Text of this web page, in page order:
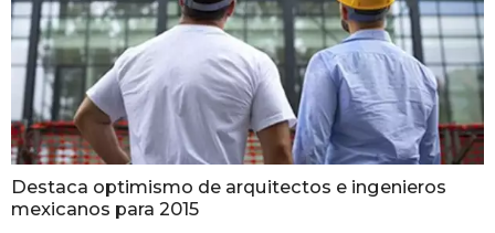
Destaca optimismo de arquitectos e ingenieros
mexicanos para 2015